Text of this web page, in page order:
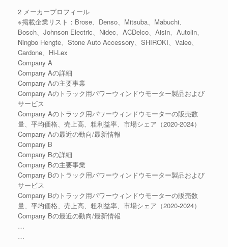
2 メーカープロフィール
※掲載企業リスト：Brose、Denso、Mitsuba、Mabuchi、
Bosch、Johnson Electric、Nidec、ACDelco、Aisin、Autolin、
Ningbo Hengte、Stone Auto Accessory、SHIROKI、Valeo、
Cardone、Hi-Lex
Company A
Company Aの詳細
Company Aの主要事業
Company Aのトラック用パワーウィンドウモーター製品および
サービス
Company Aのトラック用パワーウィンドウモーターの販売数
量、平均価格、売上高、粗利益率、市場シェア（2020-2024）
Company Aの最近の動向/最新情報
Company B
Company Bの詳細
Company Bの主要事業
Company Bのトラック用パワーウィンドウモーター製品および
サービス
Company Bのトラック用パワーウィンドウモーターの販売数
量、平均価格、売上高、粗利益率、市場シェア（2020-2024）
Company Bの最近の動向/最新情報
…
…